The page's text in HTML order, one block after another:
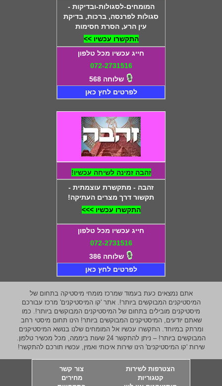
המומחים-לסגולות-ובדיקות -
סגולות לפרנסה, ברכות, בדיקת
עין הרע, הסרת חסימות
התקשרו עכשיו >>
חייג עכשיו מכל טלפון
072-2731516
שלוחה 568
לפרטים לחץ כאן
זהבה זמינה לשיחה עכשיו!
זהבה - מתקשרת עוצמתית -
תקשור דרך מצרים העתיקה!
התקשרו עכשיו >>>
חייג עכשיו מכל טלפון
072-2731516
שלוחה 386
לפרטים לחץ כאן
אתם נמצאים כעת בעמוד שמרכז מומחי מיסטיקה בתחום של
המיסטיקנים המבוקשים ביותר!. אתר 'קו המיסטיקנים' מרכז עבורכם
מיסטיקנים מובילים בתחום של המיסטיקנים המבוקשים ביותר!. כמו
שאתם יודעים, המיסטיקנים המבוקשים ביותר! הינו תחום מיסטי רחב
ומרתק במיוחד. התקשרו עכשיו אל המומחים שלנו בנושא המיסטיקנים
המבוקשים ביותר! – ניתן להתקשר 24 שעות ביממה, מכל מכשיר טלפון.
שירות 'קו המיסטיקנים' הינו שירות איכותי ואמין, עכשיו תורכם להתקשר!
צור קשר
הצטרפות לשירות
מחירים
קטגוריות